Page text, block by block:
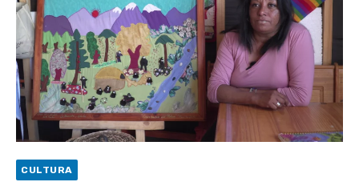
escuela comunitaria
Cóctel de Sábado: Emprendimiento y floricultura con María
Lina Fermandois y Luis Polanco
Seis comunas de O’Higgins inician la construcción
participativa del Plan Local de Restauración del Secano
Costero Nilahue
segunda clasificatoria
CULTURA